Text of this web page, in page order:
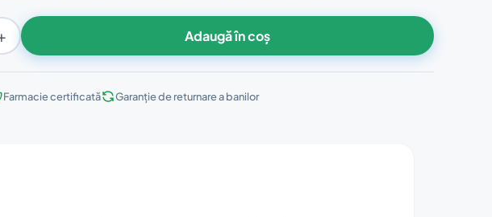
Adaugă în coș
Farmacie certificată Garanție de returnare a banilor